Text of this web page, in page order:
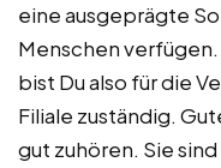
eine ausgeprägte
Menschen
bist Du also für die
Filiale zuständig.
gut zuhören. Sie